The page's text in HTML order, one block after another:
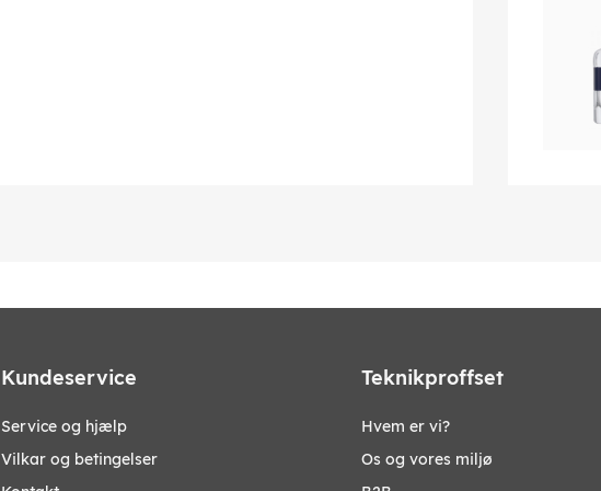
Kundeservice
Service og hjælp
Vilkar og betingelser
Teknikproffset
Hvem er vi?
Os og vores miljø